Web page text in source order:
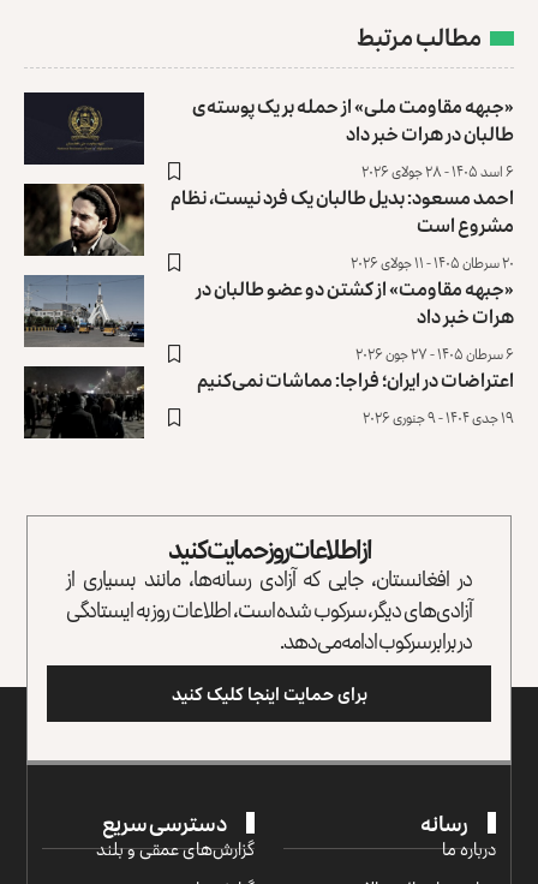
مطالب مرتبط
«جبهه مقاومت ملی» از حمله بر یک پوسته‌ی
طالبان در هرات خبر داد
۶ اسد ۱۴۰۵ - ۲۸ جولای ۲۰۲۶
احمد مسعود: بدیل طالبان یک فرد نیست، نظام
مشروع است
۲۰ سرطان ۱۴۰۵ - ۱۱ جولای ۲۰۲۶
«جبهه مقاومت» از کشتن دو عضو طالبان در
هرات خبر داد
۶ سرطان ۱۴۰۵ - ۲۷ جون ۲۰۲۶
اعتراضات در ایران؛ فراجا: مماشات نمی‌کنیم
۱۹ جدی ۱۴۰۴ - ۹ جنوری ۲۰۲۶
از اطلاعات روز حمایت کنید
در افغانستان، جایی که آزادی رسانه‌ها، مانند بسیاری از
آزادی‌های دیگر، سرکوب شده است، اطلاعات روز به ایستادگی
در برابر سرکوب ادامه می‌دهد.
برای حمایت اینجا کلیک کنید
رسانه
درباره ما
دسترسی سریع
گزارش‌‌های عمقی و بلند